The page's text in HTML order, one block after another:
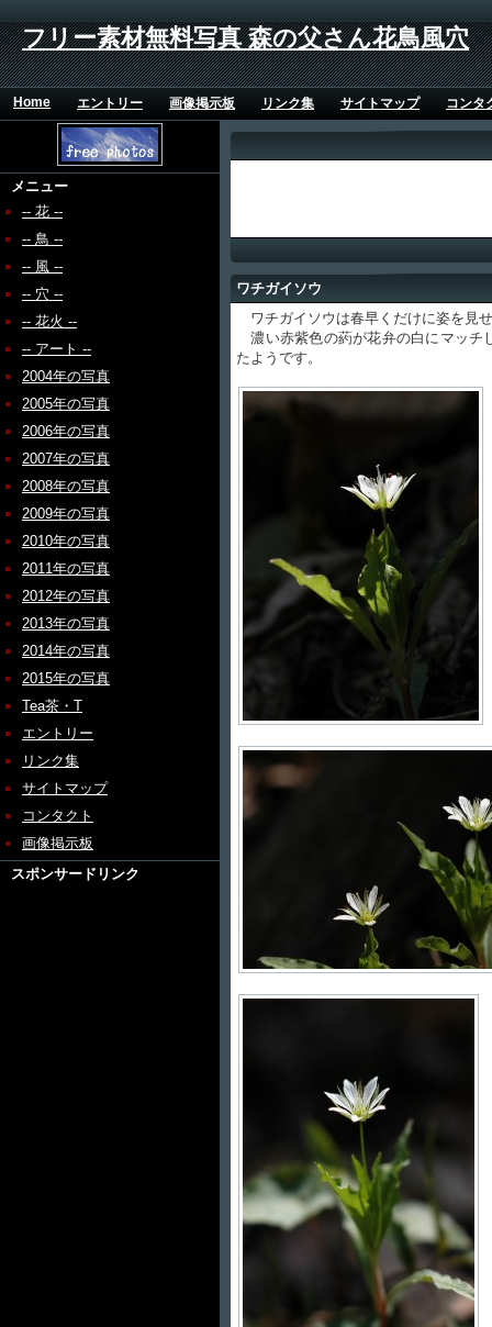
フリー素材無料写真 森の父さん花鳥風穴
Home エントリー 画像掲示板 リンク集 サイトマップ コンタ
メニュー
-- 花 --
-- 鳥 --
-- 風 --
-- 穴 --
-- 花火 --
-- アート --
2004年の写真
2005年の写真
2006年の写真
2007年の写真
2008年の写真
2009年の写真
2010年の写真
2011年の写真
2012年の写真
2013年の写真
2014年の写真
2015年の写真
Tea茶・T
エントリー
リンク集
サイトマップ
コンタクト
画像掲示板
スポンサードリンク
ワチガイソウ
ワチガイソウは春早くだけに姿を見
濃い赤紫色の葯が花弁の白にマッチ
たようです。